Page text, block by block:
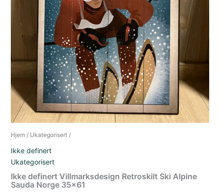
Hjem / Ukategorisert /
Ikke definert
Ukategorisert
Ikke definert Villmarksdesign Retroskilt Ski Alpine
Sauda Norge 35×61